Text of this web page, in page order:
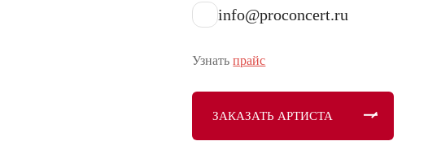
info@proconcert.ru
Узнатьпрайс
ЗАКАЗАТЬ АРТИСТА